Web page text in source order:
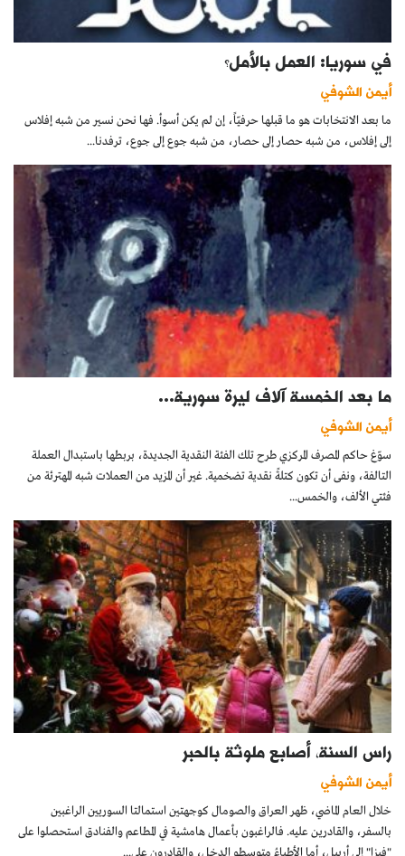
في سوريا: العمل بالأمل؟
أيمن الشوفي
ما بعد الانتخابات هو ما قبلها حرفيّاً، إن لم يكن أسوأ. فها نحن نسير من شبه إفلاس
إلى إفلاس، من شبه حصار إلى حصار، من شبه جوع إلى جوع، ترفدنا...
ما بعد الخمسة آلاف ليرة سورية...
أيمن الشوفي
سوّغ حاكم المصرف المركزي طرح تلك الفئة النقدية الجديدة، بربطها باستبدال العملة
التالفة، ونفى أن تكون كتلةً نقدية تضخمية. غير أن المزيد من العملات شبه المهترئة من
فئتي الألف، والخمس...
راس السنة، أصابع ملوثة بالحبر
أيمن الشوفي
خلال العام الماضي، ظهر العراق والصومال كوجهتين استمالتا السوريين الراغبين
بالسفر، والقادرين عليه. فالراغبون بأعمال هامشية في المطاعم والفنادق استحصلوا على
"فيزٍا" إلى أربيل، أما الأطباءُ متوسطو الدخل، والقادرون على...